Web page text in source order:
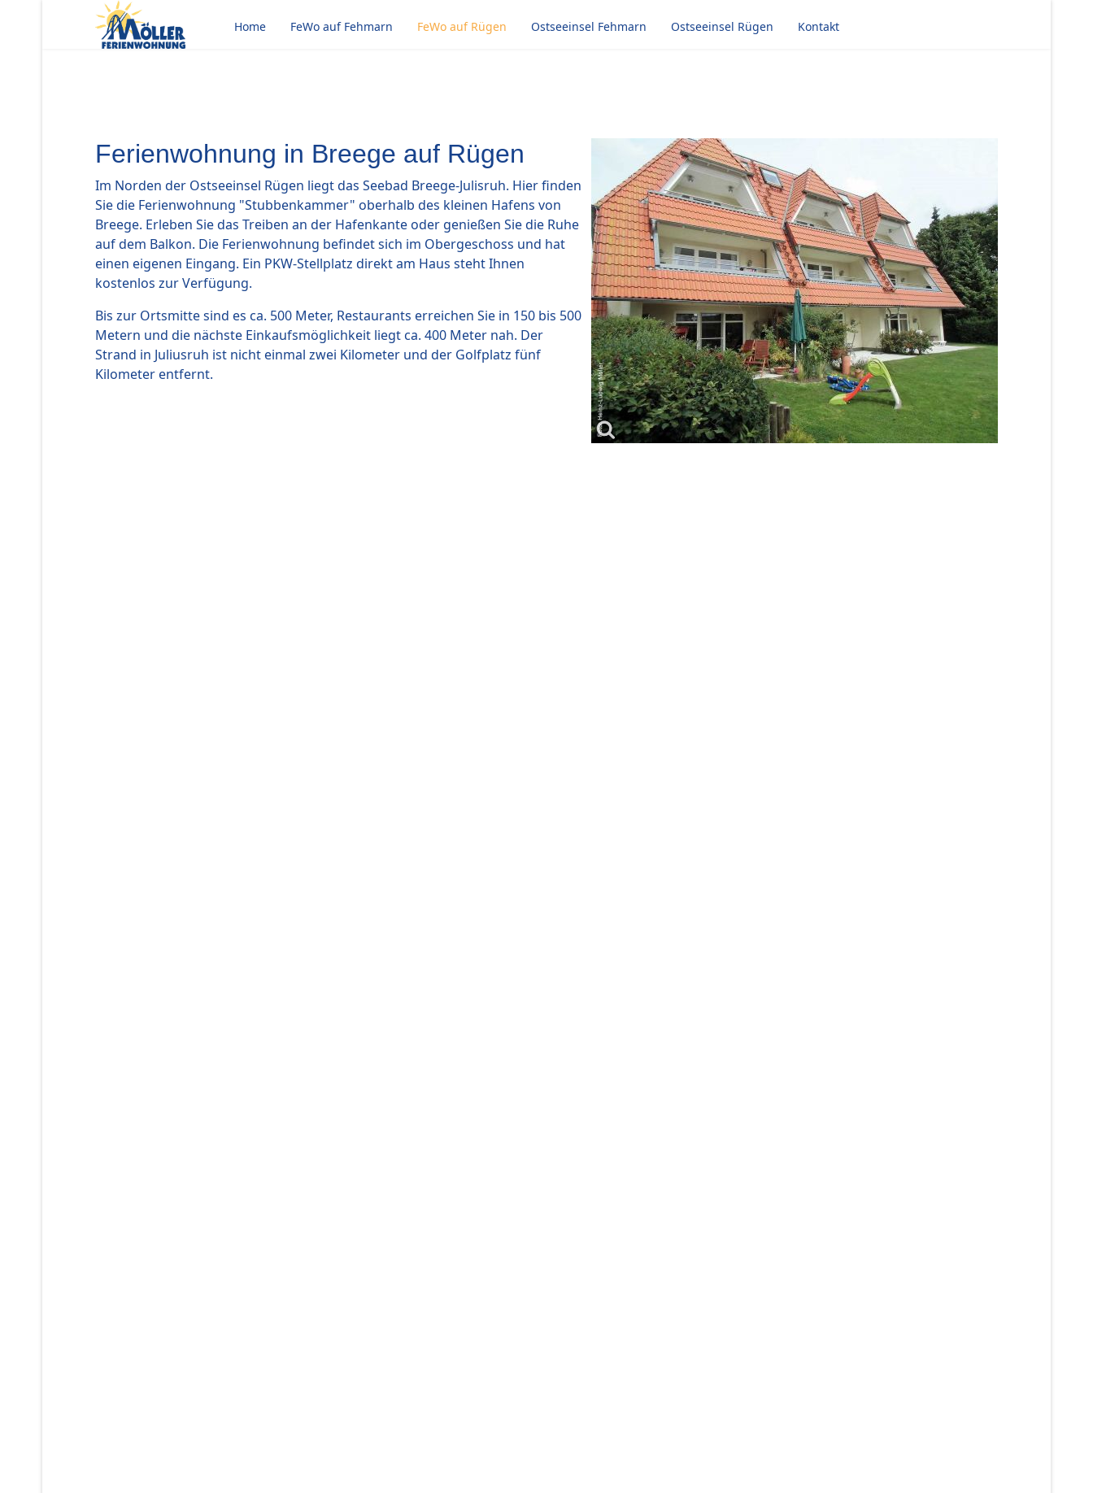
Home FeWo auf Fehmarn FeWo auf Rügen Ostseeinsel Fehmarn Ostseeinsel Rügen Kontakt
Ferienwohnung in Breege auf Rügen
Im Norden der Ostseeinsel Rügen liegt das Seebad Breege-Julisruh. Hier finden
Sie die Ferienwohnung "Stubbenkammer" oberhalb des kleinen Hafens von
Breege. Erleben Sie das Treiben an der Hafenkante oder genießen Sie die Ruhe
auf dem Balkon. Die Ferienwohnung befindet sich im Obergeschoss und hat
einen eigenen Eingang. Ein PKW-Stellplatz direkt am Haus steht Ihnen
kostenlos zur Verfügung.
Bis zur Ortsmitte sind es ca. 500 Meter, Restaurants erreichen Sie in 150 bis 500
Metern und die nächste Einkaufsmöglichkeit liegt ca. 400 Meter nah. Der
Strand in Juliusruh ist nicht einmal zwei Kilometer und der Golfplatz fünf
Kilometer entfernt.